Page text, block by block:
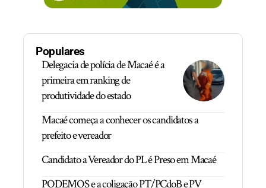
Populares
Delegacia de polícia de Macaé é a
primeira em ranking de
produtividade do estado
Macaé começa a conhecer os candidatos a
prefeito e vereador
Candidato a Vereador do PL é Preso em Macaé
PODEMOS e a coligação PT/PCdoB e PV